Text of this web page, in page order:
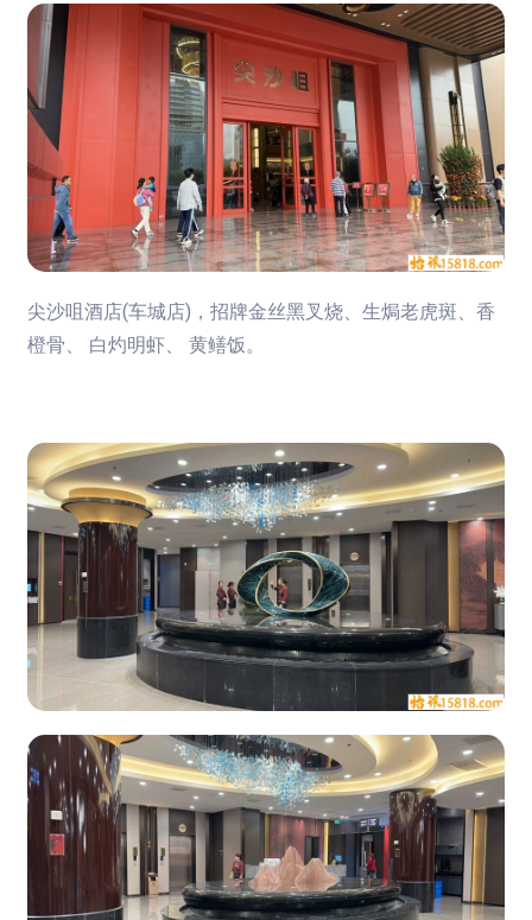
尖沙咀酒店(车城店)，招牌金丝黑叉烧、生焗老虎斑、香
橙骨、 白灼明虾、 黄鳝饭。